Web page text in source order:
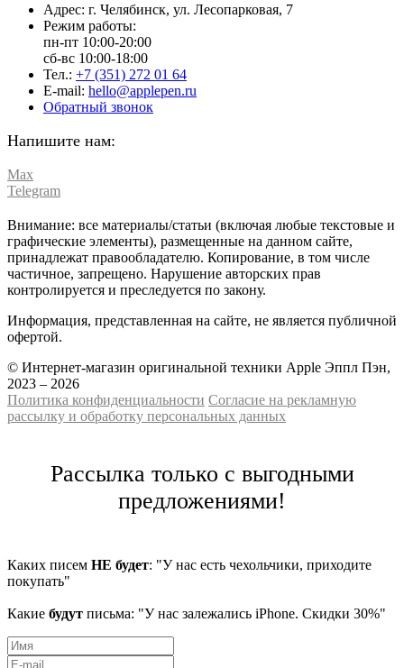
Адрес: г. Челябинск, ул. Лесопарковая, 7
Режим работы:
пн-пт 10:00-20:00
сб-вс 10:00-18:00
Тел.: +7 (351) 272 01 64
E-mail: hello@applepen.ru
Обратный звонок
Напишите нам:
Max
Telegram
Внимание: все материалы/статьи (включая любые текстовые и
графические элементы), размещенные на данном сайте,
принадлежат правообладателю. Копирование, в том числе
частичное, запрещено. Нарушение авторских прав
контролируется и преследуется по закону.
Информация, представленная на сайте, не является публичной
офертой.
© Интернет-магазин оригинальной техники Apple Эппл Пэн,
2023 – 2026
Политика конфиденциальности Cогласие на рекламную
рассылку и обработку персональных данных
Рассылка только с выгодными
предложениями!
Каких писем НЕ будет: "У нас есть чехольчики, приходите
покупать"
Какие будут письма: "У нас залежались iPhone. Скидки 30%"